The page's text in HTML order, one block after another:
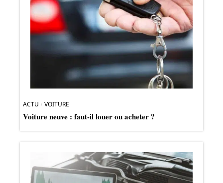
ACTU VOITURE
Voiture neuve : faut-il louer ou acheter ?